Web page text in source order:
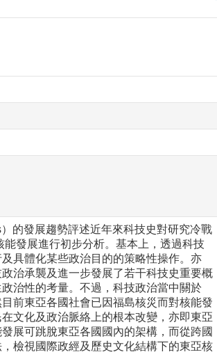
的發展趨勢評述近年來科技史對研究冷戰
能發展進行初步分析。基本上，透過科技
具體化某些政治目的的策略性操作。亦
治承襲及進一步發展了若干科技史重要概
治性的考量。不過，科技政治當中關於
前東亞各國社會已因福島核災而對核能發
文化及政治脈絡上的根本改變，亦即東亞
展可跳脫東亞各國國內的架構，而從跨國
檢視國際政經及歷史文化結構下的東亞核